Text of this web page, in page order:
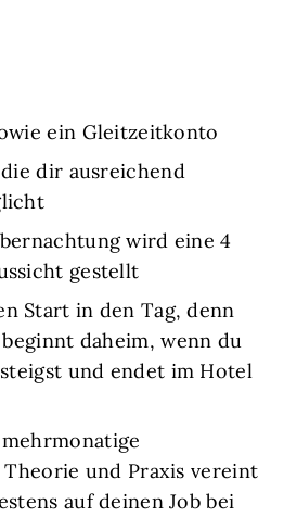
ein Gleitzeitkonto
dir ausreichend
wird eine 4
gestellt
Start in den Tag, denn
daheim, wenn du
und endet im Hotel
und Praxis vereint
auf deinen Job bei